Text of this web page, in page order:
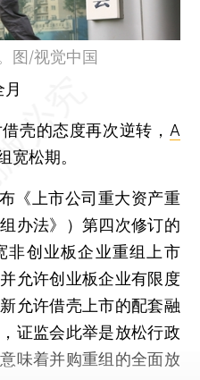
图/视觉中国
的态度再次逆转， A
宽松期。
上市公司重大资产重
办法》）第四次修订的
非创业板企业重组上市
允许创业板企业有限度
允许借壳上市的配套融
证监会此举是放松行政
味着并购重组的全面放